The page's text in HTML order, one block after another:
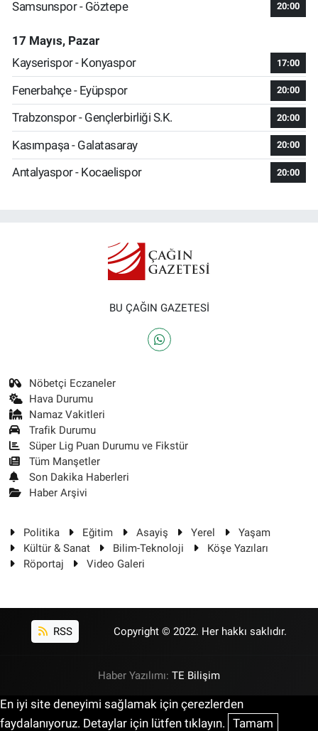
Samsunspor - Göztepe 20:00
17 Mayıs, Pazar
Kayserispor - Konyaspor
17:00
Fenerbahçe - Eyüpspor 20:00
Trabzonspor - Gençlerbirliği S.K. 20:00
Kasımpaşa - Galatasaray 20:00
Antalyaspor - Kocaelispor 20:00
BU ÇAĞIN GAZETESİ
Nöbetçi Eczaneler
Hava Durumu
Namaz Vakitleri
Trafik Durumu
Süper Lig Puan Durumu ve Fikstür
Tüm Manşetler
Son Dakika Haberleri
Haber Arşivi
Politika Eğitim Asayiş Yerel
Yaşam
Kültür & Sanat
Bilim-Teknoloji
Köşe Yazıları
Röportaj
Video Galeri
RSS Copyright © 2022. Her hakkı saklıdır.
Haber Yazılımı: TE Bilişim
En iyi site deneyimi sağlamak için çerezlerden
faydalanıyoruz. Detaylar için lütfen tıklayın. Tamam